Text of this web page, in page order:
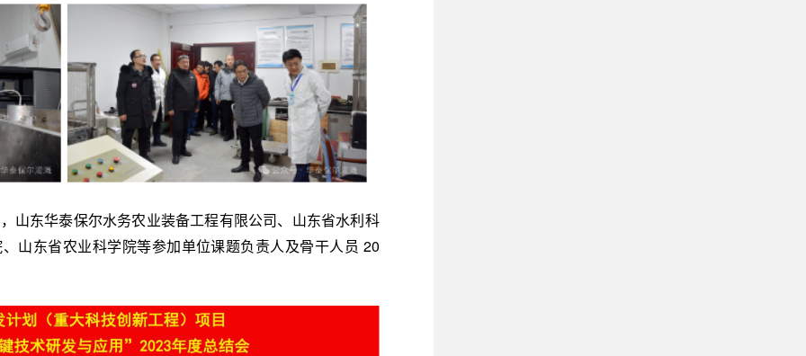
东华泰保尔水务农业装备工程有限公司、山东省水利科
山东省农业科学院等参加单位课题负责人及骨干人员 20